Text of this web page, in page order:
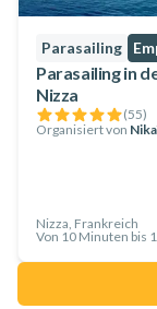
Parasailing
Parasailing in
Nizza
(55)
Organisiert von
Nizza, Frankreich
Von 10 Minuten bis